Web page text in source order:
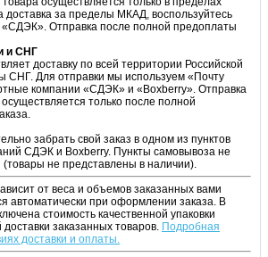
за пределы МКАД, воспользуйтесь
«СДЭК». Отправка после полной предоплаты
и СНГ
доставку по всей территории Российской
СНГ. Для отправки мы используем «Почту
компании «СДЭК» и «Boxberry». Отправка
только после полной
забрать свой заказ в одном из пунктов
СДЭК и Boxberry. Пункты самовывоза не
не представлены в наличии).
от веса и объемов заказанных вами
автоматически при оформлении заказа. В
стоимость качественной упаковки
заказанных товаров. Подробная
доставки и оплаты.